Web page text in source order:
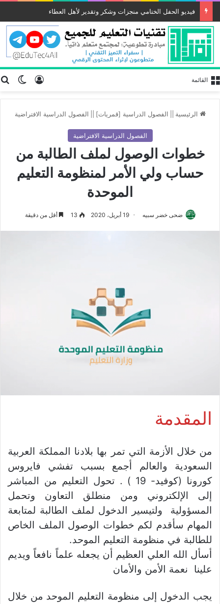
فيديو الحفل الختامي منجزات وشكر وتقدير لأهل العطاء
تسجيل القائمة
الرئيسية الفصول الدراسية [قمريات] الفصول الدراسية الافتراضية
الفصول الدراسية الافتراضية
خطوات الوصول لملف الطالبة من
حساب ولي الأمر لمنظومة التعليم
الموحدة
ضحى خضر سبيه 19 أبريل، 2020 13 أقل من دقيقة
المقدمة
من خلال الأزمة التي تمر بها بلادنا المملكة العربية
السعودية والعالم أجمع بسبب تفشي فايروس
كورونا (كوفيد- 19 ) . تحول التعليم من المباشر
إلى الإلكتروني ومن منطلق التعاون وتحمل
المسؤولية ولتيسير الدخول لملف الطالبة لمتابعة
المهام سأقدم لكم خطوات الوصول الملف الخاص
للطالبة في منظومة التعليم الموحد.
أسأل الله العلي العظيم أن يجعله علماً نافعاً ويديم
علينا نعمة الأمن والأمان
يجب الدخول إلى منظومة التعليم الموحد من خلال